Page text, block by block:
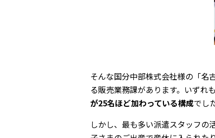
そんな国分中部株式会社様の「名
る販売業務課があります。いずれ
が25名ほど加わっている構成でし
しかし、最も多い派遣スタッフの